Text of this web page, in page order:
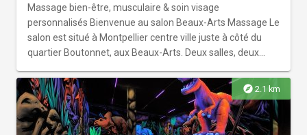
personnalisés pour faire du sport en toute liberté ! Pour le
Village Aquatique, contactez AquaBike Center.
Massage bien-être, musculaire & soin visage
personnalisés Bienvenue au salon Beaux-Arts Massage Le
salon est situé à Montpellier centre ville juste à côté du
quartier Boutonnet, aux Beaux-Arts. Deux salles, deux
Musculaires ciblés d'Arthur et voyagez en Asie avec les
soins du visage et massages de Carla. Retrouvez Karine
tous les lundi pour des séances de Massage Naturo avec
conseils. Notre équipe est à votre écoute pour vous
explore 2.1 km